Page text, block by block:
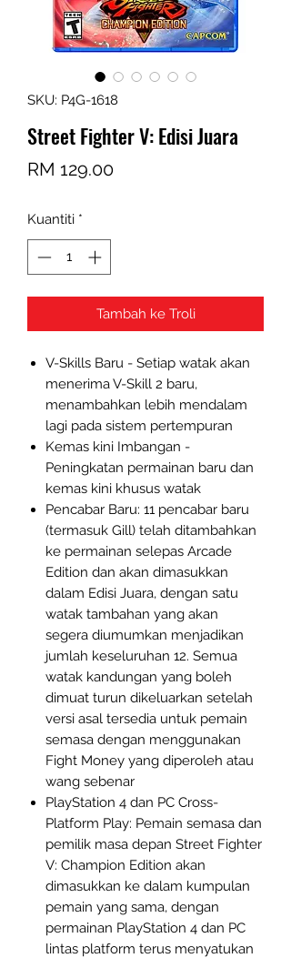
SKU: P4G-1618
Street Fighter V: Edisi Juara
RM 129.00Harga
Kuantiti *
Tambah ke Troli
V-Skills Baru - Setiap watak akan
menerima V-Skill 2 baru,
menambahkan lebih mendalam
lagi pada sistem pertempuran
Kemas kini Imbangan -
Peningkatan permainan baru dan
kemas kini khusus watak
Pencabar Baru: 11 pencabar baru
(termasuk Gill) telah ditambahkan
ke permainan selepas Arcade
Edition dan akan dimasukkan
dalam Edisi Juara, dengan satu
watak tambahan yang akan
segera diumumkan menjadikan
jumlah keseluruhan 12. Semua
watak kandungan yang boleh
dimuat turun dikeluarkan setelah
versi asal tersedia untuk pemain
semasa dengan menggunakan
Fight Money yang diperoleh atau
wang sebenar
PlayStation 4 dan PC Cross-
Platform Play: Pemain semasa dan
pemilik masa depan Street Fighter
V: Champion Edition akan
dimasukkan ke dalam kumpulan
pemain yang sama, dengan
permainan PlayStation 4 dan PC
lintas platform terus menyatukan